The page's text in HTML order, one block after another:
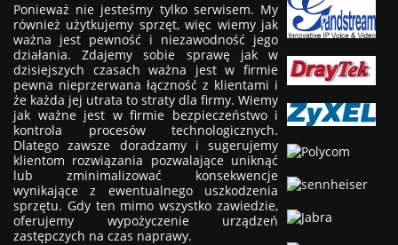
Ponieważ nie jesteśmy tylko serwisem. My
również użytkujemy sprzęt, więc wiemy jak
ważna jest pewność i niezawodność jego
działania. Zdajemy sobie sprawę jak w
dzisiejszych czasach ważna jest w firmie
pewna nieprzerwana łączność z klientami i
że każda jej utrata to straty dla firmy. Wiemy
jak ważne jest w firmie bezpieczeństwo i
kontrola procesów technologicznych.
Dlatego zawsze doradzamy i sugerujemy
klientom rozwiązania pozwalające uniknąć
lub zminimalizować konsekwencje
wynikające z ewentualnego uszkodzenia
sprzętu. Gdy ten mimo wszystko zawiedzie,
oferujemy wypożyczenie urządzeń
zastępczych na czas naprawy.